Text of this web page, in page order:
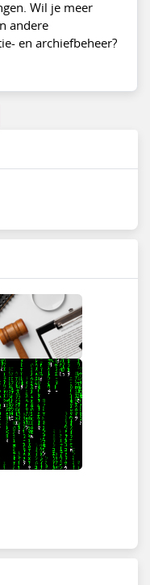
Wil je meer
andere
en archiefbeheer?